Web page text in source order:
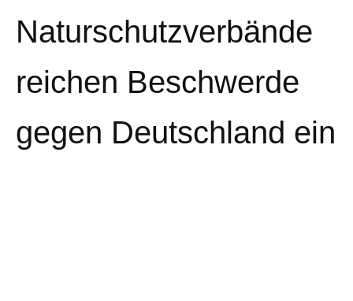
Naturschutzverbände
reichen Beschwerde
gegen Deutschland ein